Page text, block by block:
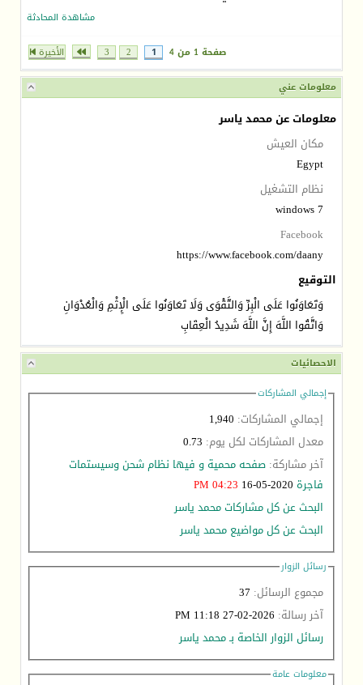
مشاهدة المحادثة
صفحة 1 من 4 1
2
3 الأخيرة
معلومات عني
معلومات عن محمد ياسر
مكان العيش
Egypt
نظام التشغيل
windows 7
Facebook
https://www.facebook.com/daany
التوقيع
وَتَعَاوَنُوا عَلَى الْبِرِّ وَالتَّقْوَى وَلَا تَعَاوَنُوا عَلَى الْإِثْمِ وَالْعُدْوَانِ
وَاتَّقُوا اللَّهَ إِنَّ اللَّهَ شَدِيدُ الْعِقَابِ
الاحصائيات
إجمالي المشاركات
إجمالي المشاركات:
معدل المشاركات لكل يوم:
آخر مشاركة: صفحه محمية و فيها نظام شحن وسيستمات
فاجرة
04:23 PM
البحث عن كل مشاركات محمد ياسر
البحث عن كل مواضيع محمد ياسر
رسائل الزوار
مجموع الرسائل:
آخر رسالة:
رسائل الزوار الخاصة بـ محمد ياسر
معلومات عامة